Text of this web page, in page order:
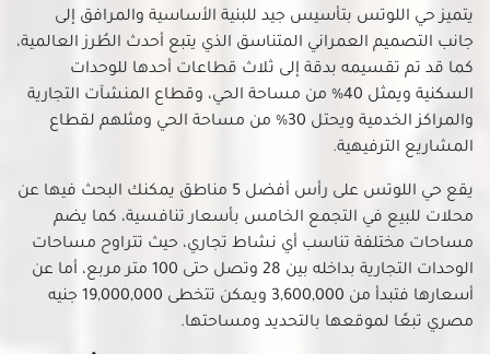
محلات للبيع في شارع رمسيس
محلات للبيع في شارع عباس العقاد بمدينة نصر
محلات للبيع في شارع مصطفى النحاس بمدينة نصر
محلات للبيع في شارع مكرم عبيد بمدينة نصر
محلات للبيع في طره
محلات للبيع في طلعت حرب
محلات للبيع في عابدين
محلات للبيع في عبده باشا
محلات للبيع في عبود
يتميز حي اللوتس بتأسيس جيد للبنية الأساسية والمرافق إلى
جانب التصميم العمراني المتناسق الذي يتبع أحدث الطُرز العالمية،
كما قد تم تقسيمه بدقة إلى ثلاث قطاعات أحدها للوحدات
السكنية ويمثل 40% من مساحة الحي، وقطاع المنشآت التجارية
والمراكز الخدمية ويحتل 30% من مساحة الحي ومثلهم لقطاع
المشاريع الترفيهية.
يقع حي اللوتس على رأس أفضل 5 مناطق يمكنك البحث فيها عن
محلات للبيع في التجمع الخامس بأسعار تنافسية، كما يضم
مساحات مختلفة تناسب أي نشاط تجاري، حيث تتراوح مساحات
الوحدات التجارية بداخله بين 28 وتصل حتى 100 متر مربع، أما عن
أسعارها فتبدأ من 3,600,000 ويمكن تتخطى 19,000,000 جنيه
مصري تبعًا لموقعها بالتحديد ومساحتها.